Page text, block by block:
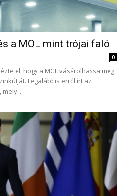
a MOL mint trójai faló
0
el, hogy a MOL vásárolhassa meg
Legalábbis erről írt az